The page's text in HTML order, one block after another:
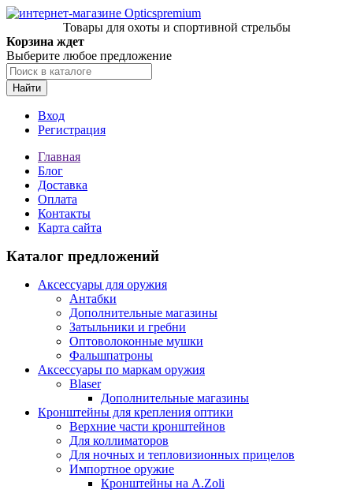
Товары для охоты и спортивной стрельбы
Корзина ждет
Выберите любое предложение
Найти
Вход
Регистрация
Главная
Блог
Доставка
Оплата
Контакты
Карта сайта
Каталог предложений
Аксессуары для оружия
Антабки
Дополнительные магазины
Затыльники и гребни
Оптоволоконные мушки
Фальшпатроны
Аксессуары по маркам оружия
Blaser
Дополнительные магазины
Кронштейны для крепления оптики
Верхние части кронштейнов
Для коллиматоров
Для ночных и тепловизионных прицелов
Импортное оружие
Кронштейны на A.Zoli